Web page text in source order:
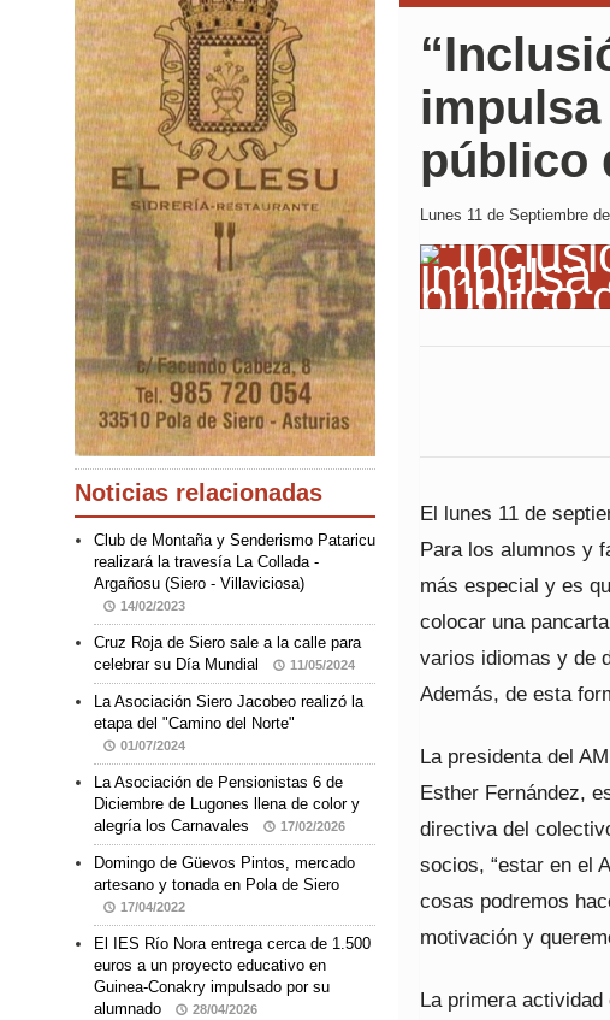
público
Lunes 11 de Septiembre
El lunes 11 de
Para los alumnos y
más especial y es
colocar una
varios idiomas y de
Además, de esta
La presidenta del
Esther Fernández,
directiva del
socios, “estar en el
cosas podremos
motivación y
La primera
Noticias relacionadas
Club de Montaña y Senderismo Pataricu
realizará la travesía La Collada -
Argañosu (Siero - Villaviciosa)
14/02/2023
Cruz Roja de Siero sale a la calle para
celebrar su Día Mundial
11/05/2024
La Asociación Siero Jacobeo realizó la
etapa del "Camino del Norte"
01/07/2024
La Asociación de Pensionistas 6 de
Diciembre de Lugones llena de color y
alegría los Carnavales
17/02/2026
Domingo de Güevos Pintos, mercado
artesano y tonada en Pola de Siero
17/04/2022
El IES Río Nora entrega cerca de 1.500
euros a un proyecto educativo en
Guinea-Conakry impulsado por su
alumnado
28/04/2026